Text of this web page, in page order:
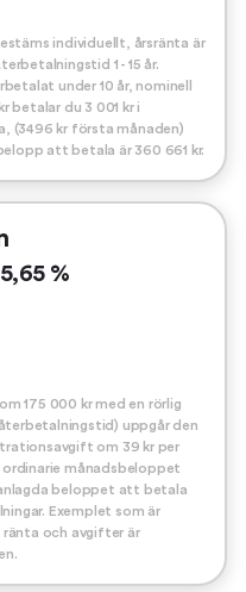
individuellt, årsränta är
1 - 15 år.
under 10 år, nominell
betalar du 3 001 kr i
(3496 kr första månaden)
att betala är 360 661 kr.
%
175 000 kr med en rörlig
uppgår den
om 39 kr per
ordinarie månadsbeloppet
beloppet att betala
Exemplet som är
och avgifter är